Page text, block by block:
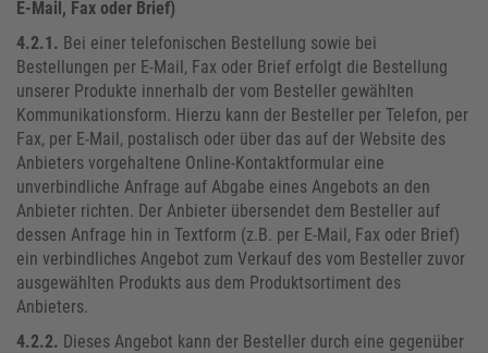
E-Mail, Fax oder Brief)
4.2.1. Bei einer telefonischen Bestellung sowie bei
Bestellungen per E-Mail, Fax oder Brief erfolgt die Bestellung
unserer Produkte innerhalb der vom Besteller gewählten
Kommunikationsform. Hierzu kann der Besteller per Telefon, per
Fax, per E-Mail, postalisch oder über das auf der Website des
Anbieters vorgehaltene Online-Kontaktformular eine
unverbindliche Anfrage auf Abgabe eines Angebots an den
Anbieter richten. Der Anbieter übersendet dem Besteller auf
dessen Anfrage hin in Textform (z.B. per E-Mail, Fax oder Brief)
ein verbindliches Angebot zum Verkauf des vom Besteller zuvor
ausgewählten Produkts aus dem Produktsortiment des
Anbieters.
4.2.2. Dieses Angebot kann der Besteller durch eine gegenüber